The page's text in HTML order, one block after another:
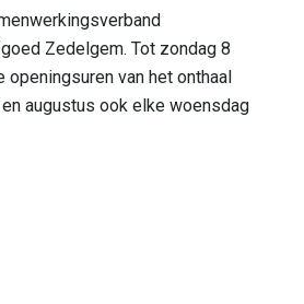
Zedelgem. Tot zondag 8
van het onthaal
augustus ook elke woensdag